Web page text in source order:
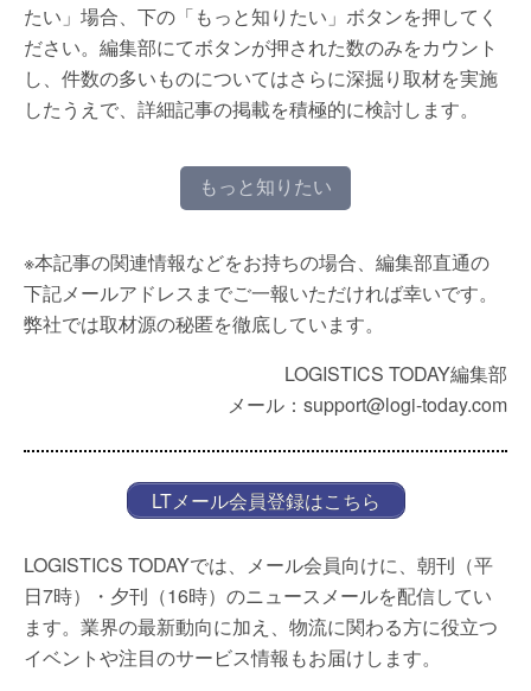
たい」場合、下の「もっと知りたい」ボタンを押してく
ださい。編集部にてボタンが押された数のみをカウント
し、件数の多いものについてはさらに深掘り取材を実施
したうえで、詳細記事の掲載を積極的に検討します。
もっと知りたい
※本記事の関連情報などをお持ちの場合、編集部直通の
下記メールアドレスまでご一報いただければ幸いです。
弊社では取材源の秘匿を徹底しています。
LOGISTICS TODAY編集部
メール：support@logi-today.com
LTメール会員登録はこちら
LOGISTICS TODAYでは、メール会員向けに、朝刊（平
日7時）・夕刊（16時）のニュースメールを配信してい
ます。業界の最新動向に加え、物流に関わる方に役立つ
イベントや注目のサービス情報もお届けします。